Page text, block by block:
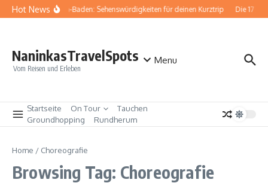
Zum Inhalt springen
Hot NewsBaden-Baden: Sehenswürdigkeiten für deinen Kurztrip Die 17
NaninkasTravelSpots
Vom Reisen und Erleben
Menu
Startseite On Tour
Tauchen
Groundhopping
Rundherum
Home / Choreografie
Browsing Tag: Choreografie